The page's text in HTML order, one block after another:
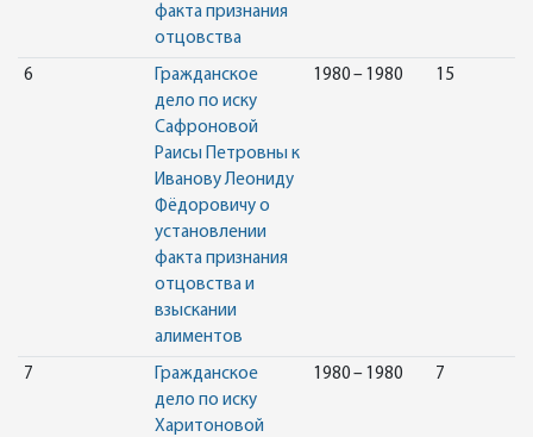
факта признания
отцовства
6
Гражданское
дело по иску
Сафроновой
Раисы Петровны к
Иванову Леониду
Фёдоровичу о
установлении
факта признания
отцовства и
взыскании
алиментов
1980 – 1980 15
7
Гражданское
дело по иску
Харитоновой
1980 – 1980 7